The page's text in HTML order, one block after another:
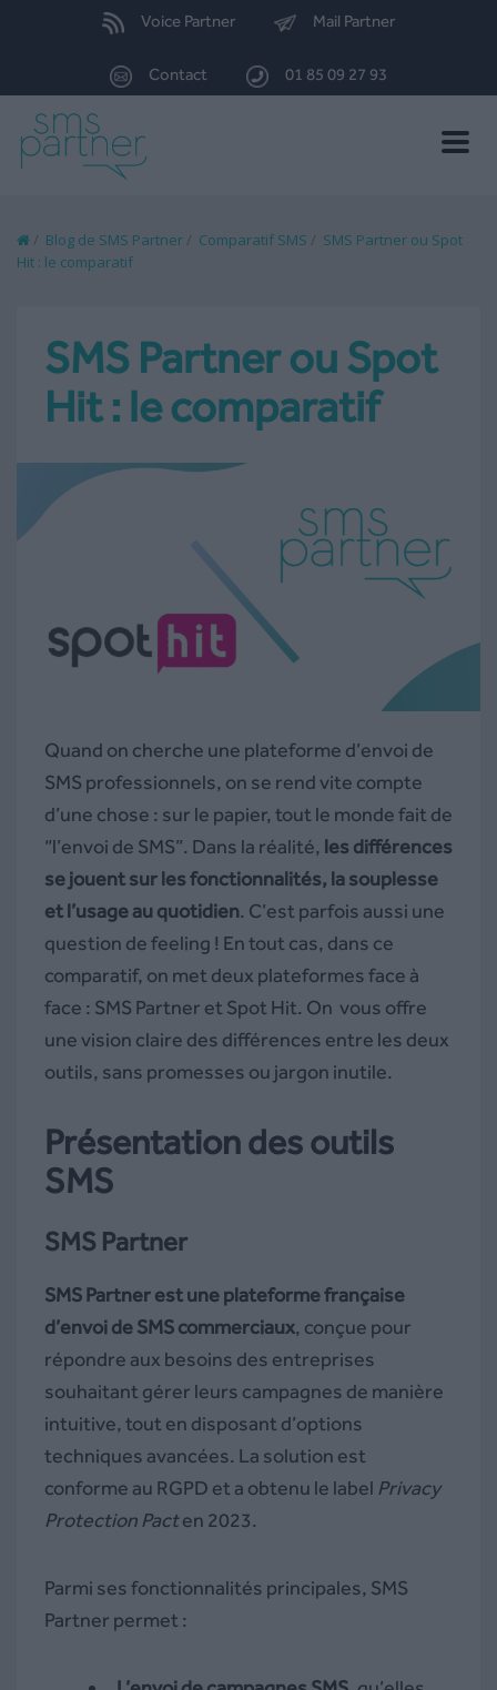
Voice Partner Mail Partner
Contact 01 85 09 27 93
Toggle
/ Blog de SMS Partner / Comparatif SMS / SMS Partner ou Spot
Hit : le comparatif
SMS Partner ou Spot
Hit : le comparatif
Quand on cherche une plateforme d’envoi de
SMS professionnels, on se rend vite compte
d’une chose : sur le papier, tout le monde fait de
“l’envoi de SMS”. Dans la réalité, les différences
se jouent sur les fonctionnalités, la souplesse
et l’usage au quotidien. C’est parfois aussi une
question de feeling ! En tout cas, dans ce
comparatif, on met deux plateformes face à
face : SMS Partner et Spot Hit. On vous offre
une vision claire des différences entre les deux
outils, sans promesses ou jargon inutile.
Présentation des outils
SMS
SMS Partner
SMS Partner est une plateforme française
d’envoi de SMS commerciaux, conçue pour
répondre aux besoins des entreprises
souhaitant gérer leurs campagnes de manière
intuitive, tout en disposant d’options
techniques avancées. La solution est
conforme au RGPD et a obtenu le label Privacy
Protection Pacten 2023.
Parmi ses fonctionnalités principales, SMS
Partner permet :